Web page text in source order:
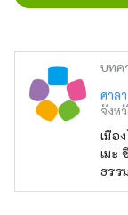
บทค
ศาล
จังหวั
เมือ
เมะ
ธรร
อุทย